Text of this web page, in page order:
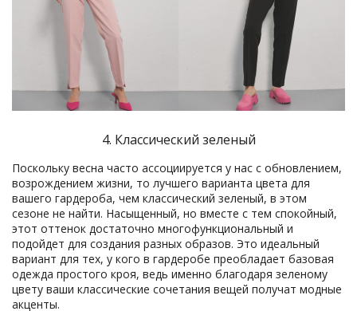
4. Классический зеленый
Поскольку весна часто ассоциируется у нас с обновлением,
возрождением жизни, то лучшего варианта цвета для
вашего гардероба, чем классический зеленый, в этом
сезоне не найти. Насыщенный, но вместе с тем спокойный,
этот оттенок достаточно многофункциональный и
подойдет для создания разных образов. Это идеальный
вариант для тех, у кого в гардеробе преобладает базовая
одежда простого кроя, ведь именно благодаря зеленому
цвету ваши классические сочетания вещей получат модные
акценты.